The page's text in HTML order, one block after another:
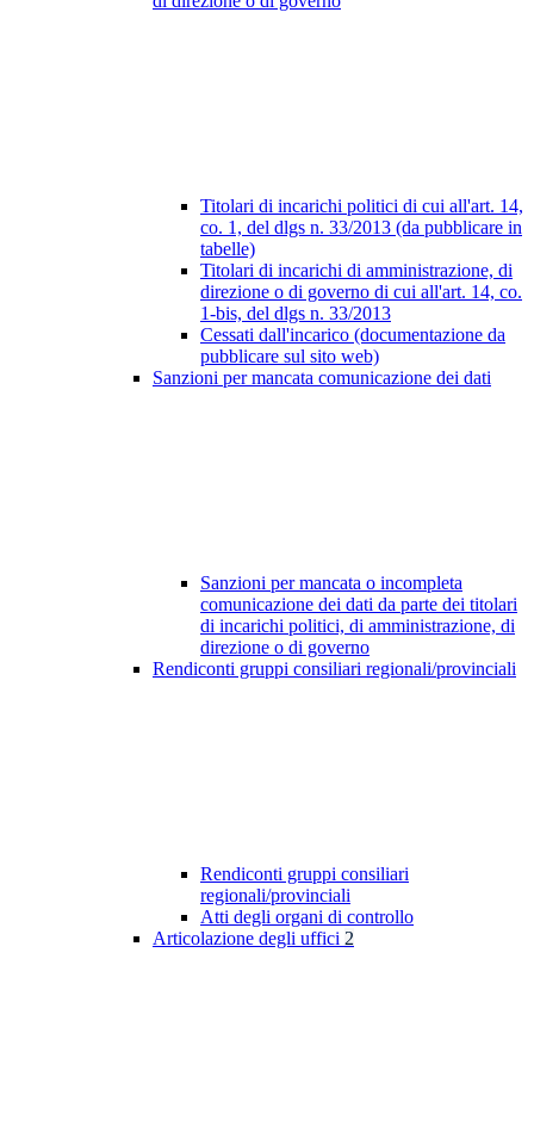
Titolari di incarichi politici di cui all'art. 14,
co. 1, del dlgs n. 33/2013 (da pubblicare in
tabelle)
Titolari di incarichi di amministrazione, di
direzione o di governo di cui all'art. 14, co.
1-bis, del dlgs n. 33/2013
Cessati dall'incarico (documentazione da
pubblicare sul sito web)
Sanzioni per mancata comunicazione dei dati
Sanzioni per mancata o incompleta
comunicazione dei dati da parte dei titolari
di incarichi politici, di amministrazione, di
direzione o di governo
Rendiconti gruppi consiliari regionali/provinciali
Rendiconti gruppi consiliari
regionali/provinciali
Atti degli organi di controllo
Articolazione degli uffici 2